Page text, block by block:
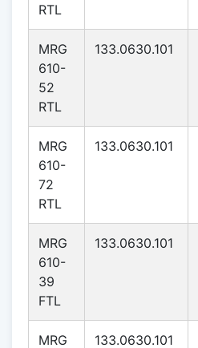
RTL
MRG
610-
52
RTL
133.0630.101
MRG
610-
72
RTL
133.0630.101
MRG
610-
39
FTL
133.0630.101
MRG 133.0630.101